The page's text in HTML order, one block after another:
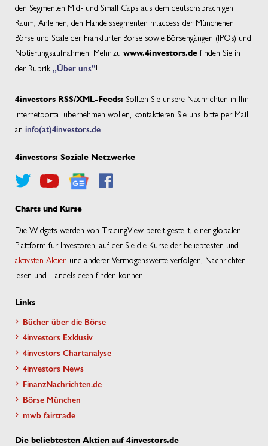
den Segmenten Mid- und Small Caps aus dem deutschsprachigen
Raum, Anleihen, den Handelssegmenten m:access der Münchener
Börse und Scale der Frankfurter Börse sowie Börsengängen (IPOs) und
Notierungsaufnahmen. Mehr zu www.4investors.de finden Sie in
der Rubrik „Über uns”!
4investors RSS/XML-Feeds: Sollten Sie unsere Nachrichten in Ihr
Internetportal übernehmen wollen, kontaktieren Sie uns bitte per Mail
an info(at)4investors.de
4investors: Soziale Netzwerke
Charts und Kurse
Die Widgets werden von TradingView bereit gestellt, einer globalen
Plattform für Investoren, auf der Sie die Kurse der beliebtesten und
aktivsten Aktien und anderer Vermögenswerte verfolgen, Nachrichten
lesen und Handelsideen finden können.
Links
Bücher über die Börse
4investors Exklusiv
4investors Chartanalyse
4investors News
FinanzNachrichten.de
Börse München
mwb fairtrade
Die beliebtesten Aktien auf 4investors.de